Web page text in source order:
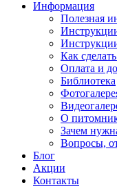
Информация
Полезная
Как сделать
Оплата и
Библиотека
О
Зачем
Вопросы,
Блог
Акции
Контакты